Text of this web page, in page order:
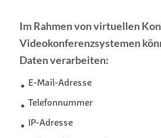
Im Rahmen von virtuellen
Videokonferenzsystemen
Daten verarbeiten:
E-Mail-Adresse
Telefonnummer
IP-Adresse